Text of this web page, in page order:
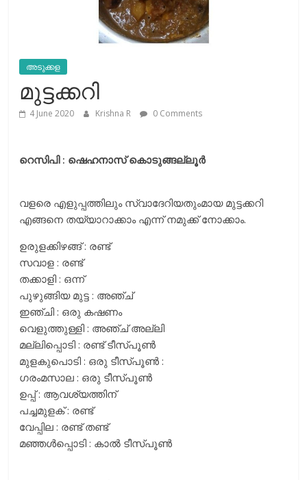
അടുക്കള
മുട്ടക്കറി
4 June 2020 Krishna R 0 Comments
റെസിപി : ഷെഹനാസ്‌ കൊടുങ്ങല്ലൂർ
വളരെ എളുപ്പത്തിലും സ്വാദേറിയതുംമായ മുട്ടക്കറി
എങ്ങനെ തയ്യാറാക്കാം എന്ന് നമുക്ക് നോക്കാം.
ഉരുളക്കിഴങ്ങ് : രണ്ട്
സവാള : രണ്ട്
തക്കാളി : ഒന്ന്
പുഴുങ്ങിയ മുട്ട : അഞ്ച്
ഇഞ്ചി : ഒരു കഷണം
വെളുത്തുള്ളി : അഞ്ച് അല്ലി
മല്ലിപ്പൊടി : രണ്ട് ടീസ്പൂൺ
മുളകുപൊടി : ഒരു ടീസ്പൂൺ :
ഗരംമസാല : ഒരു ടീസ്പൂൺ
ഉപ്പ് : ആവശ്യത്തിന്
പച്ചമുളക് : രണ്ട്
വേപ്പില : രണ്ട് തണ്ട്
മഞ്ഞള്‍പ്പൊടി : കാല്‍ ടീസ്പൂണ്‍